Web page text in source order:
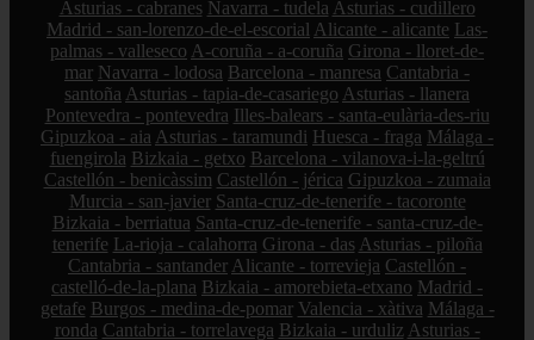
Asturias - cabranes Navarra - tudela Asturias - cudillero
Madrid - san-lorenzo-de-el-escorial Alicante - alicante Las-
palmas - valleseco A-coruña - a-coruña Girona - lloret-de-
mar Navarra - lodosa Barcelona - manresa Cantabria -
santoña Asturias - tapia-de-casariego Asturias - llanera
Pontevedra - pontevedra Illes-balears - santa-eulària-des-riu
Gipuzkoa - aia Asturias - taramundi Huesca - fraga Málaga -
fuengirola Bizkaia - getxo Barcelona - vilanova-i-la-geltrú
Castellón - benicàssim Castellón - jérica Gipuzkoa - zumaia
Murcia - san-javier Santa-cruz-de-tenerife - tacoronte
Bizkaia - berriatua Santa-cruz-de-tenerife - santa-cruz-de-
tenerife La-rioja - calahorra Girona - das Asturias - piloña
Cantabria - santander Alicante - torrevieja Castellón -
castelló-de-la-plana Bizkaia - amorebieta-etxano Madrid -
getafe Burgos - medina-de-pomar Valencia - xàtiva Málaga -
ronda Cantabria - torrelavega Bizkaia - urduliz Asturias -